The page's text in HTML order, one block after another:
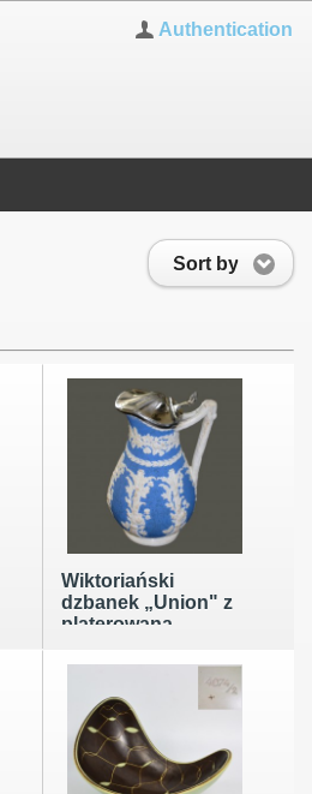
Authentication
Sort by
Wiktoriański
dzbanek „Union" z
platerowaną
sygnowany William
Brownfield Anglia
1861r